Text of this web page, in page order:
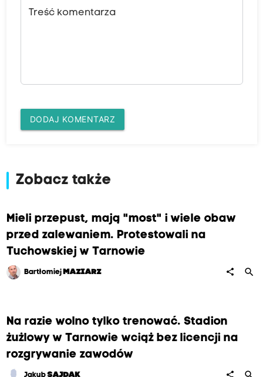
Treść komentarza
DODAJ KOMENTARZ
Zobacz także
Mieli przepust, mają "most" i wiele obaw
przed zalewaniem. Protestowali na
Tuchowskiej w Tarnowie
Bartłomiej MAZIARZ share search
Na razie wolno tylko trenować. Stadion
żużlowy w Tarnowie wciąż bez licencji na
rozgrywanie zawodów
JakubSAJDAK share